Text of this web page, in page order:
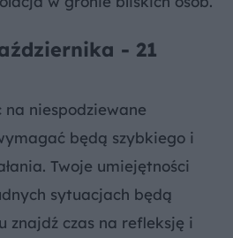
- 21
na niespodziewane
będą szybkiego i
Twoje umiejętności
sytuacjach będą
znajdź czas na refleksję i